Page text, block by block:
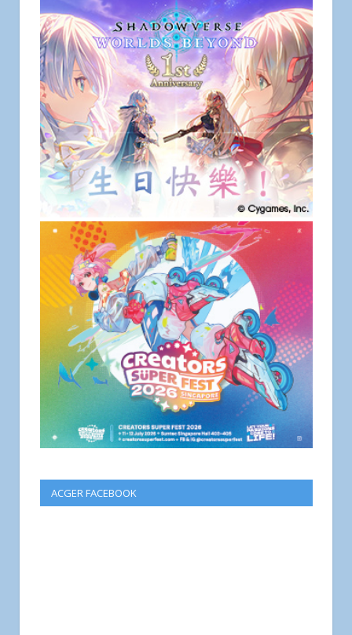
ACGER FACEBOOK